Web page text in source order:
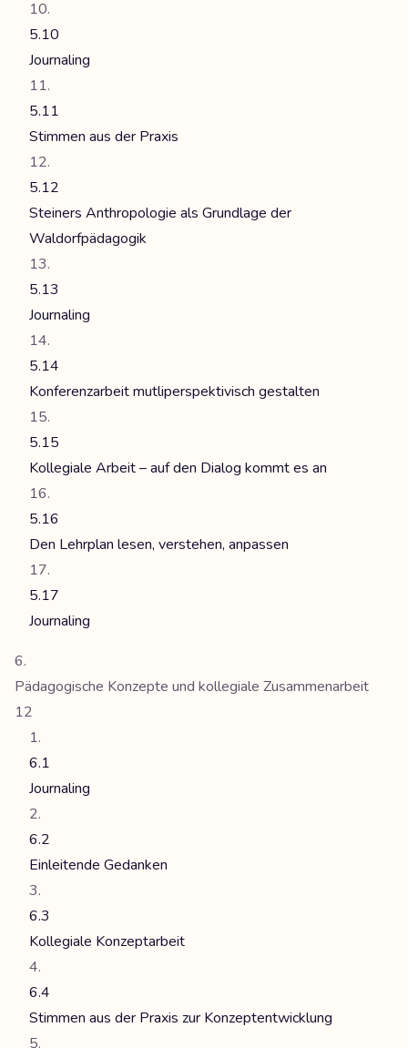
5.10
Journaling
5.11
Stimmen aus der Praxis
5.12
Steiners Anthropologie als Grundlage der
Waldorfpädagogik
5.13
Journaling
5.14
Konferenzarbeit mutliperspektivisch gestalten
5.15
Kollegiale Arbeit – auf den Dialog kommt es an
5.16
Den Lehrplan lesen, verstehen, anpassen
5.17
Journaling
Pädagogische Konzepte und kollegiale Zusammenarbeit
12
6.1
Journaling
6.2
Einleitende Gedanken
6.3
Kollegiale Konzeptarbeit
6.4
Stimmen aus der Praxis zur Konzeptentwicklung